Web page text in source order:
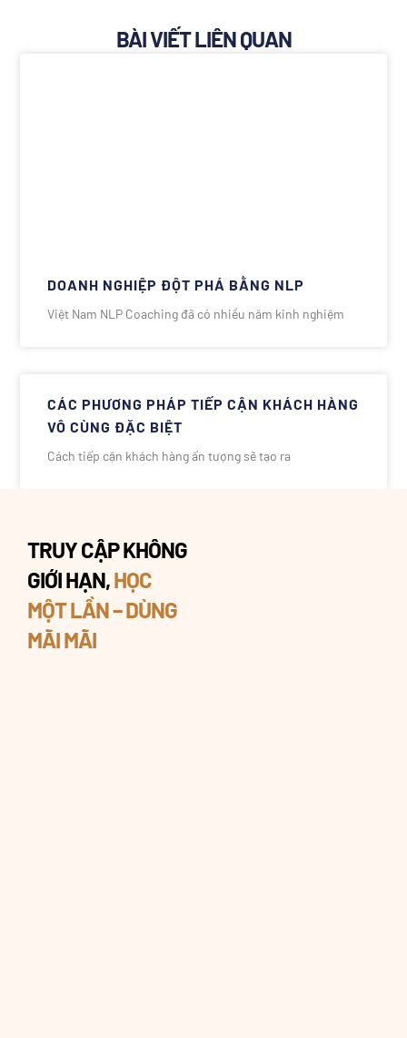
BÀI VIẾT LIÊN QUAN
DOANH NGHIỆP ĐỘT PHÁ BẰNG NLP
Việt Nam NLP Coaching đã có nhiều năm kinh nghiệm
CÁC PHƯƠNG PHÁP TIẾP CẬN KHÁCH HÀNG
VÔ CÙNG ĐẶC BIỆT
Cách tiếp cận khách hàng ấn tượng sẽ tạo ra
TRUY CẬP KHÔNG
GIỚI HẠN,HỌC
MỘT LẦN – DÙNG
MÃI MÃI